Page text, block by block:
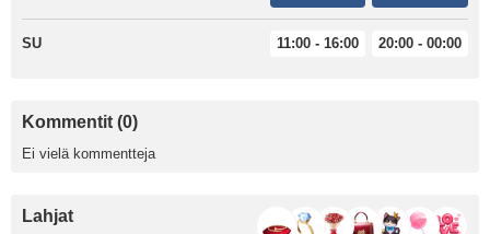
SU 11:00 - 16:00 20:00 - 00:00
Kommentit (0)
Ei vielä kommentteja
Lahjat